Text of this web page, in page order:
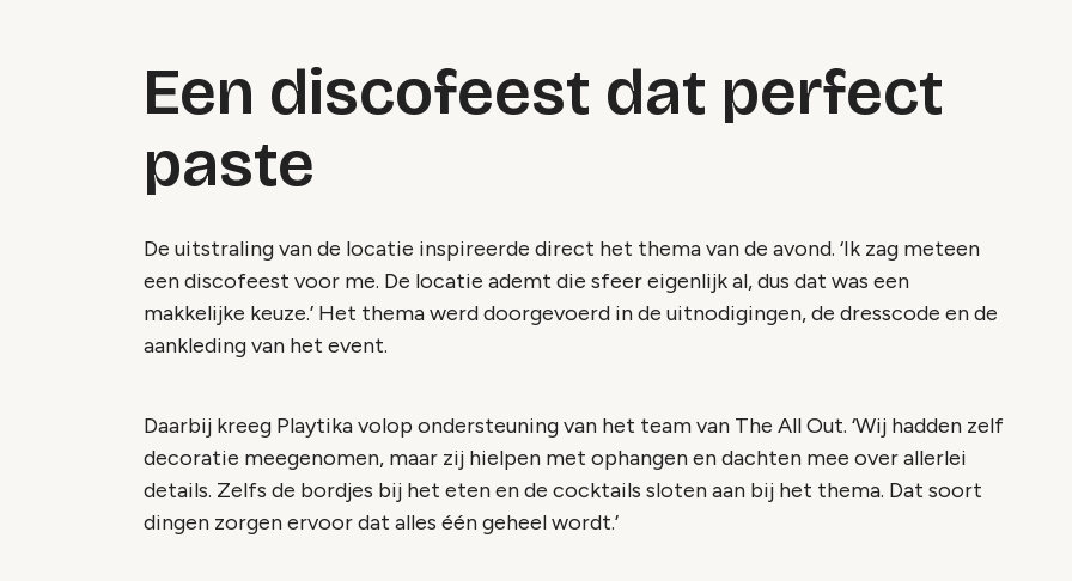
Een discofeest dat perfect
paste
De uitstraling van de locatie inspireerde direct het thema van de avond. ‘Ik zag meteen
een discofeest voor me. De locatie ademt die sfeer eigenlijk al, dus dat was een
makkelijke keuze.’ Het thema werd doorgevoerd in de uitnodigingen, de dresscode en de
aankleding van het event.
Daarbij kreeg Playtika volop ondersteuning van het team van The All Out. ‘Wij hadden zelf
decoratie meegenomen, maar zij hielpen met ophangen en dachten mee over allerlei
details. Zelfs de bordjes bij het eten en de cocktails sloten aan bij het thema. Dat soort
dingen zorgen ervoor dat alles één geheel wordt.’